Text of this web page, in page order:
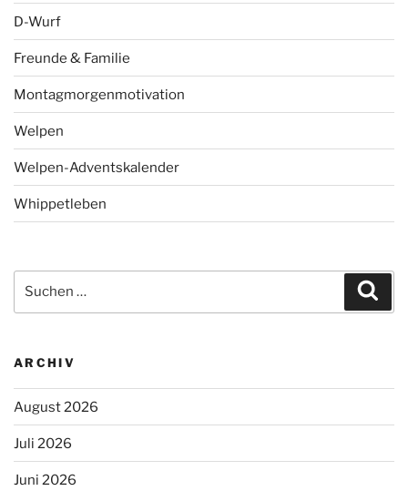
D-Wurf
Freunde & Familie
Montagmorgenmotivation
Welpen
Welpen-Adventskalender
Whippetleben
nach:
ARCHIV
August 2026
Juli 2026
Juni 2026